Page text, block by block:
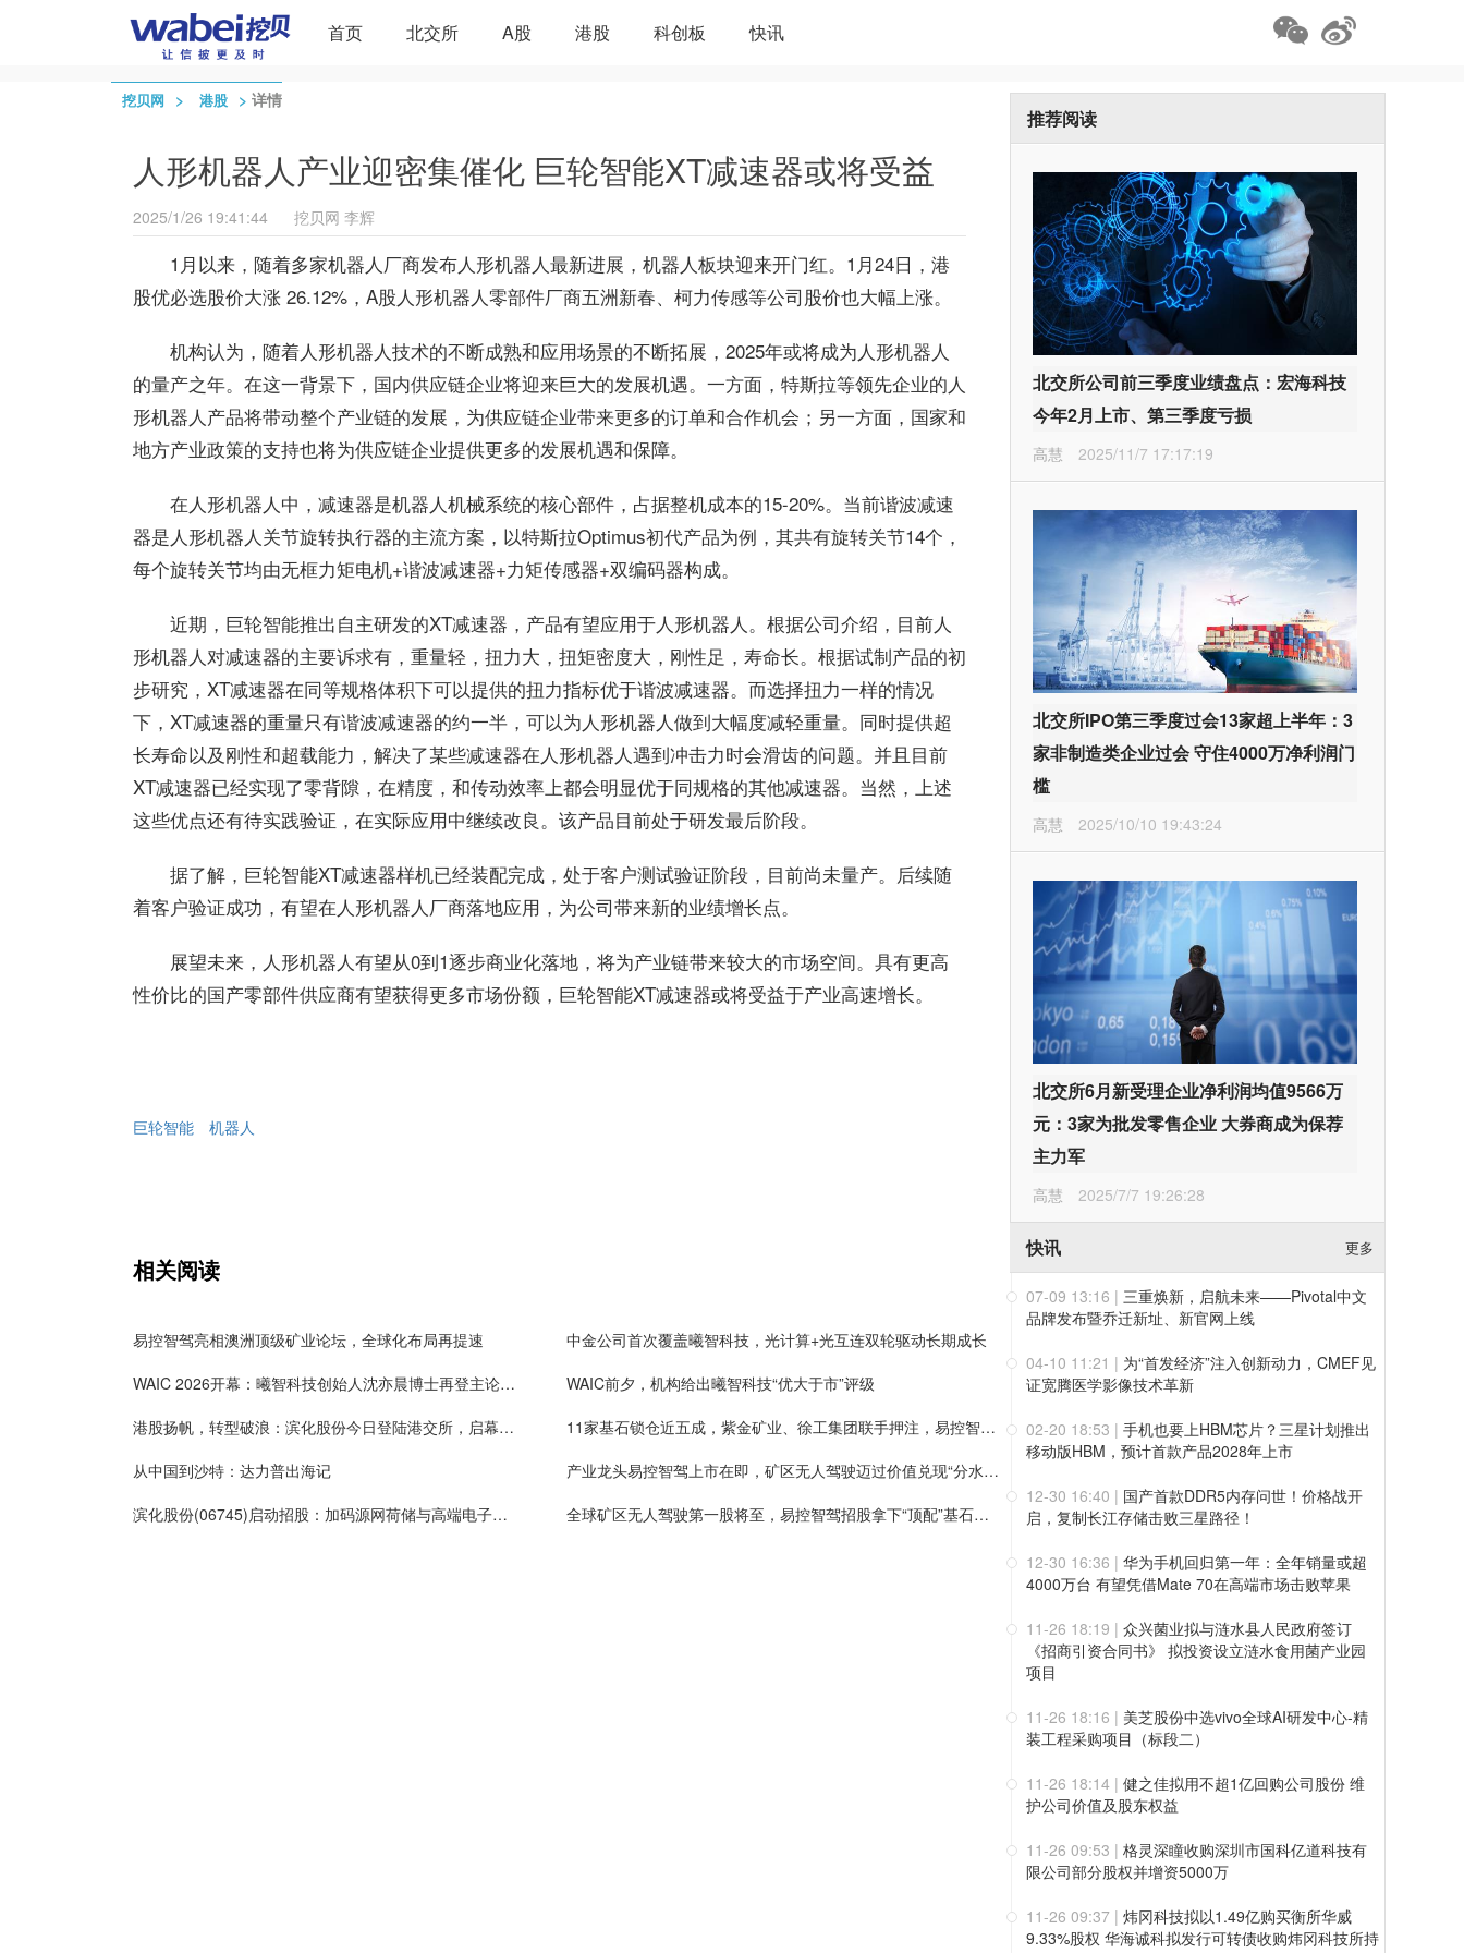
首页 北交所 A股 港股 科创板 快讯
挖贝网 > 港股 > 详情
人形机器人产业迎密集催化 巨轮智能XT减速器或将受益
2025/1/26 19:41:44 挖贝网 李辉
1月以来，随着多家机器人厂商发布人形机器人最新进展，机器人板块迎来开门红。1月24日，港
股优必选股价大涨 26.12%，A股人形机器人零部件厂商五洲新春、柯力传感等公司股价也大幅上涨。
机构认为，随着人形机器人技术的不断成熟和应用场景的不断拓展，2025年或将成为人形机器人
的量产之年。在这一背景下，国内供应链企业将迎来巨大的发展机遇。一方面，特斯拉等领先企业的人
形机器人产品将带动整个产业链的发展，为供应链企业带来更多的订单和合作机会；另一方面，国家和
地方产业政策的支持也将为供应链企业提供更多的发展机遇和保障。
在人形机器人中，减速器是机器人机械系统的核心部件，占据整机成本的15-20%。当前谐波减速
器是人形机器人关节旋转执行器的主流方案，以特斯拉Optimus初代产品为例，其共有旋转关节14个，
每个旋转关节均由无框力矩电机+谐波减速器+力矩传感器+双编码器构成。
近期，巨轮智能推出自主研发的XT减速器，产品有望应用于人形机器人。根据公司介绍，目前人
形机器人对减速器的主要诉求有，重量轻，扭力大，扭矩密度大，刚性足，寿命长。根据试制产品的初
步研究，XT减速器在同等规格体积下可以提供的扭力指标优于谐波减速器。而选择扭力一样的情况
下，XT减速器的重量只有谐波减速器的约一半，可以为人形机器人做到大幅度减轻重量。同时提供超
长寿命以及刚性和超载能力，解决了某些减速器在人形机器人遇到冲击力时会滑齿的问题。并且目前
XT减速器已经实现了零背隙，在精度，和传动效率上都会明显优于同规格的其他减速器。当然，上述
这些优点还有待实践验证，在实际应用中继续改良。该产品目前处于研发最后阶段。
据了解，巨轮智能XT减速器样机已经装配完成，处于客户测试验证阶段，目前尚未量产。后续随
着客户验证成功，有望在人形机器人厂商落地应用，为公司带来新的业绩增长点。
展望未来，人形机器人有望从0到1逐步商业化落地，将为产业链带来较大的市场空间。具有更高
性价比的国产零部件供应商有望获得更多市场份额，巨轮智能XT减速器或将受益于产业高速增长。
巨轮智能 机器人
相关阅读
易控智驾亮相澳洲顶级矿业论坛，全球化布局再提速
中金公司首次覆盖曦智科技，光计算+光互连双轮驱动长期成长
WAIC 2026开幕：曦智科技创始人沈亦晨博士再登主论坛，超节点方案连续两年入选SAIL奖
WAIC前夕，机构给出曦智科技“优大于市”评级
港股扬帆，转型破浪：滨化股份今日登陆港交所，启幕绿色科技化工新征程
11家基石锁仓近五成，紫金矿业、徐工集团联手押注，易控智驾今日登陆港交所挂牌上市
从中国到沙特：达力普出海记
产业龙头易控智驾上市在即，矿区无人驾驶迈过价值兑现“分水岭”
滨化股份(06745)启动招股：加码源网荷储与高端电子化学品，中国宏桥、鲁花等加持基石投资
全球矿区无人驾驶第一股将至，易控智驾招股拿下“顶配”基石阵容
推荐阅读
北交所公司前三季度业绩盘点：宏海科技
今年2月上市、第三季度亏损
高慧 2025/11/7 17:17:19
北交所IPO第三季度过会13家超上半年：3
家非制造类企业过会 守住4000万净利润门
槛
高慧 2025/10/10 19:43:24
北交所6月新受理企业净利润均值9566万
元：3家为批发零售企业 大券商成为保荐
主力军
高慧 2025/7/7 19:26:28
快讯 更多
07-09 13:16 | 三重焕新，启航未来——Pivotal中文
品牌发布暨乔迁新址、新官网上线
04-10 11:21 | 为“首发经济”注入创新动力，CMEF见
证宽腾医学影像技术革新
02-20 18:53 | 手机也要上HBM芯片？三星计划推出
移动版HBM，预计首款产品2028年上市
12-30 16:40 | 国产首款DDR5内存问世！价格战开
启，复制长江存储击败三星路径！
12-30 16:36 | 华为手机回归第一年：全年销量或超
4000万台 有望凭借Mate 70在高端市场击败苹果
11-26 18:19 | 众兴菌业拟与涟水县人民政府签订
《招商引资合同书》 拟投资设立涟水食用菌产业园
项目
11-26 18:16 | 美芝股份中选vivo全球AI研发中心-精
装工程采购项目（标段二）
11-26 18:14 | 健之佳拟用不超1亿回购公司股份 维
护公司价值及股东权益
11-26 09:53 | 格灵深瞳收购深圳市国科亿道科技有
限公司部分股权并增资5000万
11-26 09:37 | 炜冈科技拟以1.49亿购买衡所华威
9.33%股权 华海诚科拟发行可转债收购炜冈科技所持